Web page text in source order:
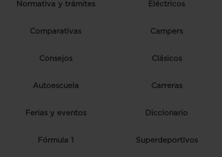
Normativa y trámites Eléctricos
Comparativas Campers
Consejos Clásicos
Autoescuela Carreras
Ferias y eventos Diccionario
Fórmula 1 Superdeportivos